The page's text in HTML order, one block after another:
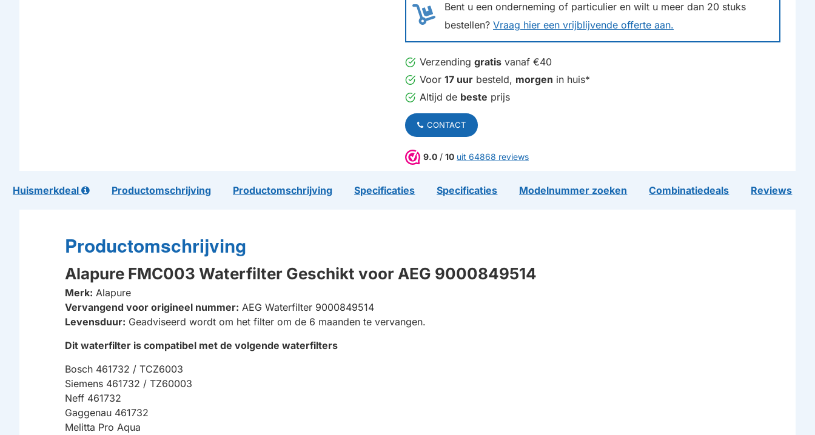
Bent u een onderneming of particulier en wilt u meer dan 20 stuks
bestellen? Vraag hier een vrijblijvende offerte aan.
Verzending gratis vanaf €40
Voor 17 uur besteld, morgen in huis*
Altijd de beste prijs
CONTACT
9.0 / 10 uit 64868 reviews
Huismerkdeal Productomschrijving Productomschrijving Specificaties Specificaties Modelnummer zoeken Combinatiedeals Reviews
Productomschrijving
Alapure FMC003 Waterfilter Geschikt voor AEG 9000849514
Merk: Alapure
Vervangend voor origineel nummer: AEG Waterfilter 9000849514
Levensduur: Geadviseerd wordt om het filter om de 6 maanden te vervangen.
Dit waterfilter is compatibel met de volgende waterfilters
Bosch 461732 / TCZ6003
Siemens 461732 / TZ60003
Neff 461732
Gaggenau 461732
Melitta Pro Aqua